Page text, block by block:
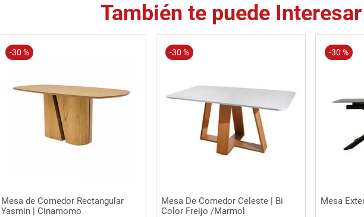
También te puede Interesar
-30 %
Vista rápida
Mesa de Comedor Rectangular
Yasmin | Cinamomo
-30 %
Vista rápida
Mesa De Comedor Celeste | Bi
Color Freijo /Marmol
-30 %
Mesa